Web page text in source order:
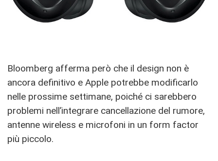
Bloomberg afferma però che il design non è
ancora definitivo e Apple potrebbe modificarlo
nelle prossime settimane, poiché ci sarebbero
problemi nell’integrare cancellazione del rumore,
antenne wireless e microfoni in un form factor
più piccolo.